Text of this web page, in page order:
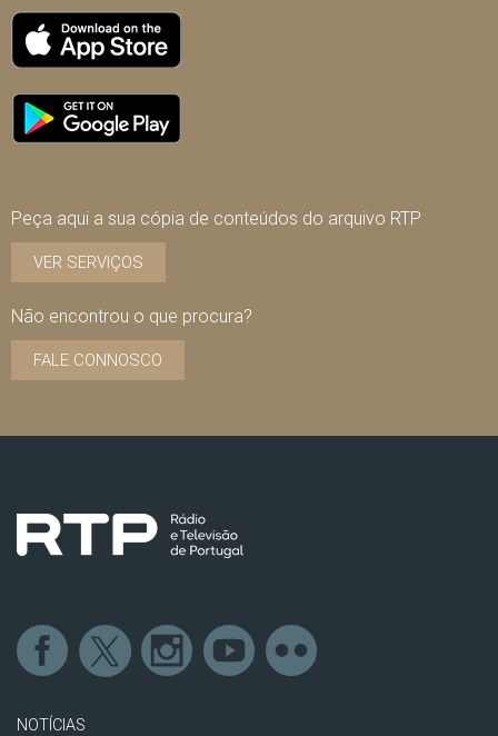
Peça aqui a sua cópia de conteúdos do arquivo RTP
VER SERVIÇOS
Não encontrou o que procura?
FALE CONNOSCO
NOTÍCIAS